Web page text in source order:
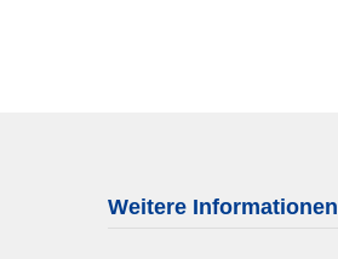
Weitere Informationen